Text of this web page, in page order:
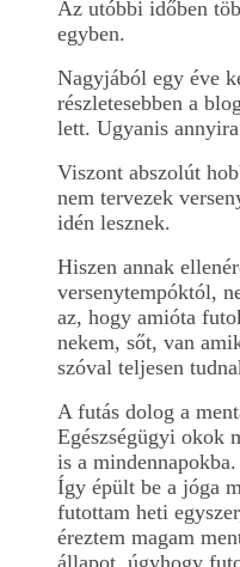
Az utóbbi időben
egyben.
Nagyjából egy éve
részletesebben a
lett. Ugyanis
Viszont abszolút
nem tervezek
idén lesznek.
Hiszen annak
versenytempóktól,
az, hogy amióta
nekem, sőt, van
szóval teljesen
A futás dolog a
Egészségügyi okok
is a mindennapokba.
Így épült be a jóga
futottam heti
éreztem magam